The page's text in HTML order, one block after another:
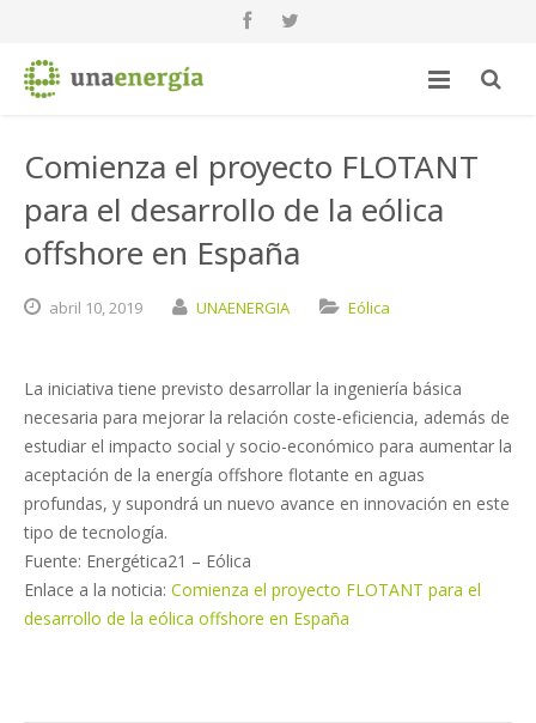
Comienza el proyecto FLOTANT
para el desarrollo de la eólica
offshore en España
abril 10,2019 UNAENERGIA Eólica
La iniciativa tiene previsto desarrollar la ingeniería básica
necesaria para mejorar la relación coste-eficiencia, además de
estudiar el impacto social y socio-económico para aumentar la
aceptación de la energía offshore flotante en aguas
profundas, y supondrá un nuevo avance en innovación en este
tipo de tecnología.
Fuente: Energética21 – Eólica
Enlace a la noticia: Comienza el proyecto FLOTANT para el
desarrollo de la eólica offshore en España